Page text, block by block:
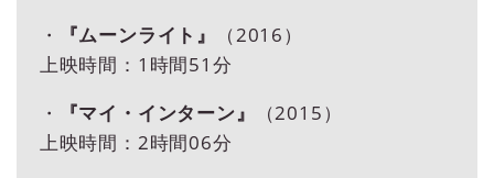
・
『ムーンライト』
（2016）
上映時間：1時間51分
・
『マイ・インターン』
（2015）
上映時間：2時間06分